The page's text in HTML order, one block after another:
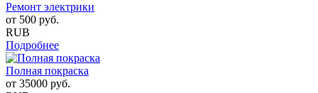
Ремонт электрики
от 500 руб.
RUB
Подробнее
Полная покраска
от 35000 руб.